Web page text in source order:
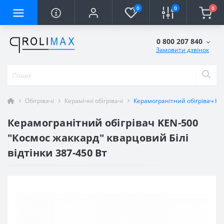
0 0 0
0 800 207 840
Замовити дзвінок
Обігрівачі Керамічні обігрівачі Керамогранітний обігрівач
Керамогранітний обігрівач KEN-500
"Космос жаккард" кварцовий Білі
відтінки 387-450 Вт